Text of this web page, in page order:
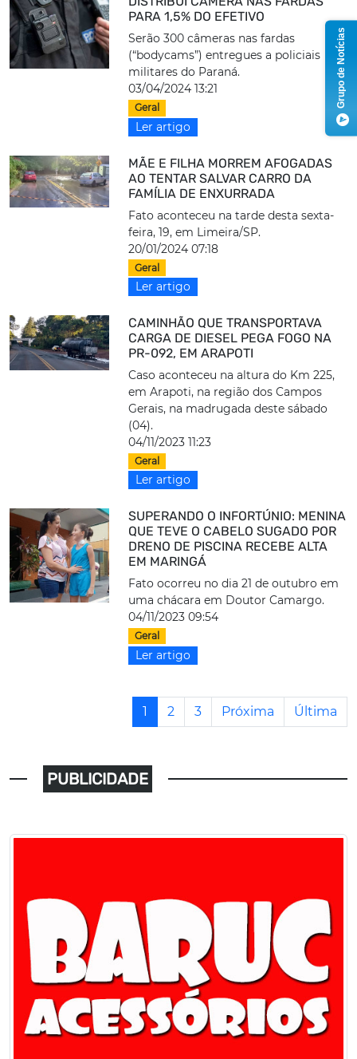
PARA 1,5% DO EFETIVO
Serão 300 câmeras nas fardas
(“bodycams”) entregues a policiais
militares do Paraná.
03/04/2024 13:21
Geral
Ler artigo
MÃE E FILHA MORREM AFOGADAS
AO TENTAR SALVAR CARRO DA
FAMÍLIA DE ENXURRADA
Fato aconteceu na tarde desta sexta-
feira, 19, em Limeira/SP.
20/01/2024 07:18
Geral
Ler artigo
CAMINHÃO QUE TRANSPORTAVA
CARGA DE DIESEL PEGA FOGO NA
PR-092, EM ARAPOTI
Caso aconteceu na altura do Km 225,
em Arapoti, na região dos Campos
Gerais, na madrugada deste sábado
(04).
04/11/2023 11:23
Geral
Ler artigo
SUPERANDO O INFORTÚNIO: MENINA
QUE TEVE O CABELO SUGADO POR
DRENO DE PISCINA RECEBE ALTA
EM MARINGÁ
Fato ocorreu no dia 21 de outubro em
uma chácara em Doutor Camargo.
04/11/2023 09:54
Geral
Ler artigo
1 2 3 Próxima Última
PUBLICIDADE
Grupo de Notícias